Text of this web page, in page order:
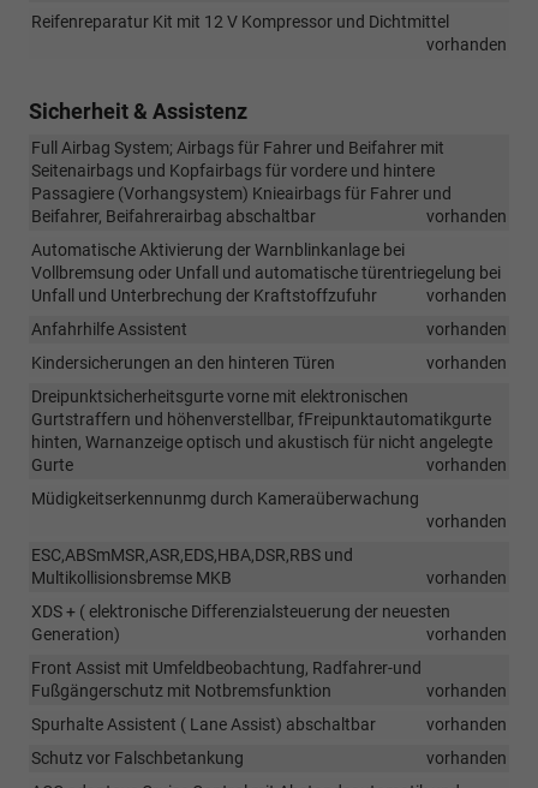
Reifenreparatur Kit mit 12 V Kompressor und Dichtmittel
vorhanden
Sicherheit & Assistenz
Full Airbag System; Airbags für Fahrer und Beifahrer mit
Seitenairbags und Kopfairbags für vordere und hintere
Passagiere (Vorhangsystem) Knieairbags für Fahrer und
Beifahrer, Beifahrerairbag abschaltbar
vorhanden
Automatische Aktivierung der Warnblinkanlage bei
Vollbremsung oder Unfall und automatische türentriegelung bei
Unfall und Unterbrechung der Kraftstoffzufuhr
vorhanden
Anfahrhilfe Assistent
vorhanden
Kindersicherungen an den hinteren Türen
vorhanden
Dreipunktsicherheitsgurte vorne mit elektronischen
Gurtstraffern und höhenverstellbar, fFreipunktautomatikgurte
hinten, Warnanzeige optisch und akustisch für nicht angelegte
Gurte
vorhanden
Müdigkeitserkennunmg durch Kameraüberwachung
vorhanden
ESC,ABSmMSR,ASR,EDS,HBA,DSR,RBS und
Multikollisionsbremse MKB
vorhanden
XDS + ( elektronische Differenzialsteuerung der neuesten
Generation)
vorhanden
Front Assist mit Umfeldbeobachtung, Radfahrer-und
Fußgängerschutz mit Notbremsfunktion
vorhanden
Spurhalte Assistent ( Lane Assist) abschaltbar
vorhanden
Schutz vor Falschbetankung
vorhanden